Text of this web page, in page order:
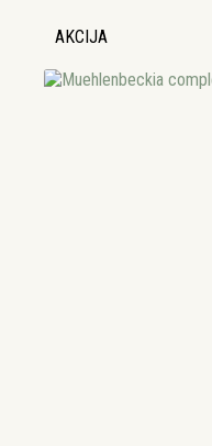
AKCIJA